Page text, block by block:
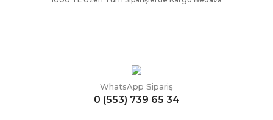
WhatsApp Sipariş
0 (553) 739 65 34